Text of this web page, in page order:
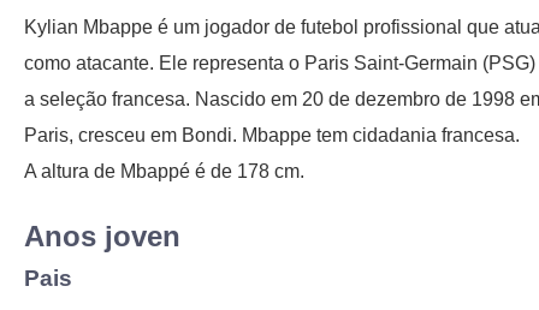
Kylian Mbappe é um jogador de futebol profissional que
como atacante. Ele representa o Paris Saint-Germain (PSG)
a seleção francesa. Nascido em 20 de dezembro de 1998
Paris, cresceu em Bondi. Mbappe tem cidadania francesa.
A altura de Mbappé é de 178 cm.
Anos joven
Pais